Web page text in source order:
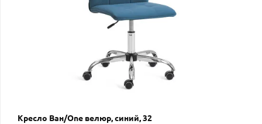
Кресло Ван/One велюр, синий, 32